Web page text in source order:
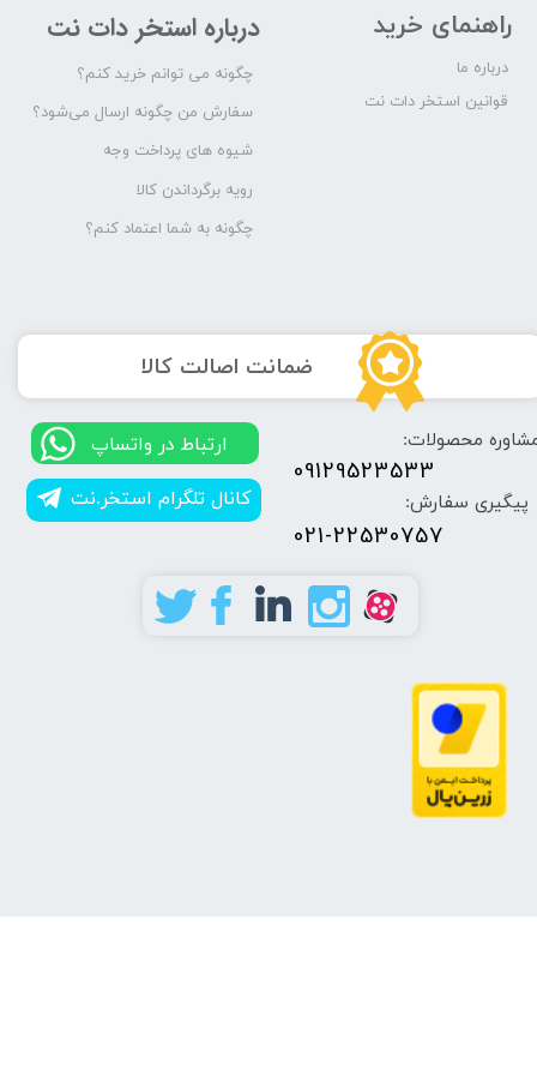
راهنمای خرید درباره استخر دات نت
درباره ما
قوانین استخر دات نت
چگونه می توانم خرید کنم؟
سفارش من چگونه ارسال می‌شود؟
شیوه های پرداخت وجه
رویه برگرداندن کالا
چگونه به شما اعتماد کنم؟
پیگیری سفارش:
021-22530757
کانال تلگرام استخر.نت
محصولات:
09129523533
​​ارتباط در واتساپ
​ضمانت اصالت کالا